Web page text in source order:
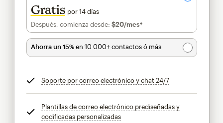
Gratis por 14 días
Después, comienza desde: $20/mes†al mes†
Ahorra un 15%en 10 000+ contactos ó más
Soporte por correo electrónico y chat 24/7info
Plantillas de correo electrónico prediseñadas y
codificadas personalizadasinfo